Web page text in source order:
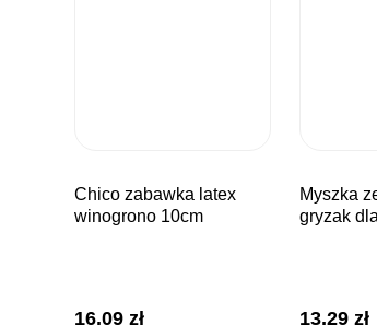
chico zabawka latex
winogrono 10cm
16,09zł
myszka ze sznurem
gryzak
13,29 zł